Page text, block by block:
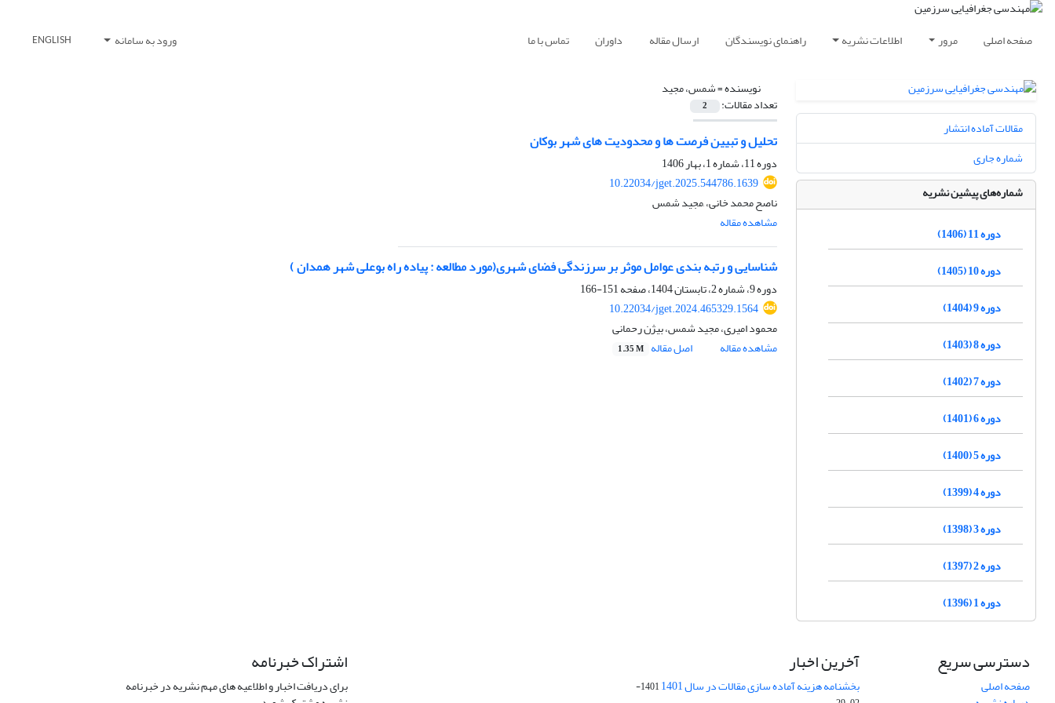
صفحه اصلی مرور اطلاعات نشریه راهنمای نویسندگان ارسال مقاله داوران تماس با ما ورود به سامانه ENGLISH
نویسنده =شمس، مجید
تعداد مقالات: 2
تحلیل و تبیین فرصت ها و محدودیت های شهر بوکان
دوره 11، شماره 1، بهار 1406
10.22034/jget.2025.544786.1639
ناصح محمد خانی، ,مجید شمس
مشاهده مقاله
شناسایی و رتبه بندی عوامل موثر بر سرزندگی فضای شهری(مورد مطالعه : پیاده راه بوعلی شهر همدان )
دوره 9، شماره 2، تابستان 1404، صفحه
151-166
10.22034/jget.2024.465329.1564
محمود امیری، مجید شمس، بیژن رحمانی
مشاهده مقاله
اصل مقاله 1.35 M
مقالات آماده انتشار
شماره جاری
شماره‌های پیشین نشریه
دوره 11 (1406)
دوره 10 (1405)
دوره 9 (1404)
دوره 8 (1403)
دوره 7 (1402)
دوره 6 (1401)
دوره 5 (1400)
دوره 4 (1399)
دوره 3 (1398)
دوره 2 (1397)
دوره 1 (1396)
دسترسی سریع
صفحه اصلی
آخرین اخبار
بخشنامه هزینه آماده سازی مقالات در سال 1401
1401-
اشتراک خبرنامه
برای دریافت اخبار و اطلاعیه های مهم نشریه در خبرنامه